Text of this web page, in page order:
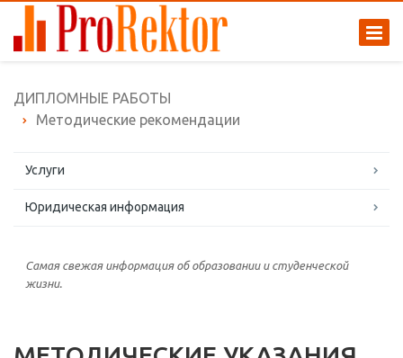
ДИПЛОМНЫЕ РАБОТЫ
Методические рекомендации
Услуги
Юридическая информация
Самая свежая информация об образовании и студенческой
жизни.